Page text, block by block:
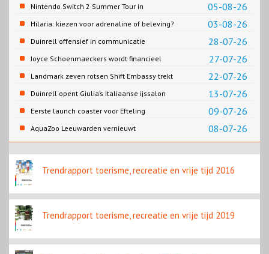
05-08-26
Nintendo Switch 2 Summer Tour in
Slagharen
03-08-26
Hilaria: kiezen voor adrenaline of beleving?
28-07-26
Duinrell offensief in communicatie
27-07-26
Joyce Schoenmaeckers wordt financieel
directeur Efteling
22-07-26
Landmark zeven rotsen Shift Embassy trekt
naar verwachting honderdduizenden
13-07-26
Duinrell opent Giulia’s Italiaanse ijssalon
09-07-26
Eerste launch coaster voor Efteling
08-07-26
AquaZoo Leeuwarden vernieuwt
onderwaterwerelden
Trendrapport toerisme, recreatie en vrije tijd 2016
Trendrapport toerisme, recreatie en vrije tijd 2019